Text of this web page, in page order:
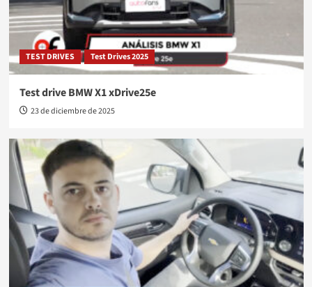
TEST DRIVES Test Drives 2025
Test drive BMW X1 xDrive25e
23 de diciembre de 2025